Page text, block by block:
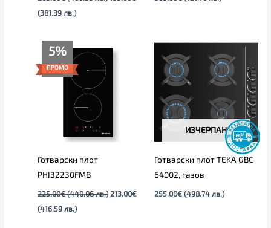
(381.39 лв.)
5%
ПРОМО
Готварски плот
PHI32230FMB
225.00€ (440.06 лв.)
price
213.00€
(416.59 лв.)
цена
е:
213.00€
(416.59
лв.).
ИЗЧЕРПАН
Готварски плот TEKA GBC
64002, газов
255.00€ (498.74 лв.)